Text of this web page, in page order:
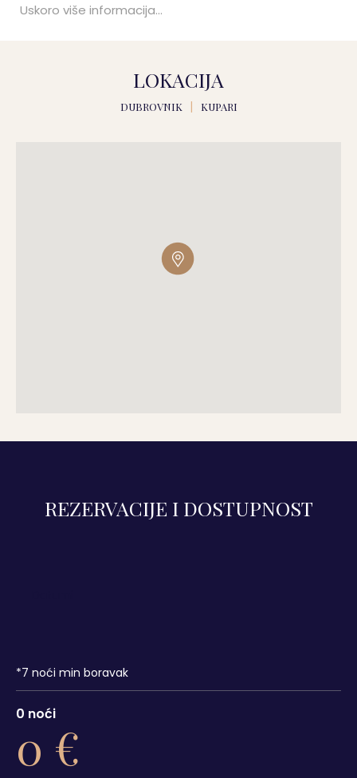
Uskoro više informacija...
LOKACIJA
DUBROVNIK KUPARI
REZERVACIJE I DOSTUPNOST
*7 noći min boravak
0 noći
0 €